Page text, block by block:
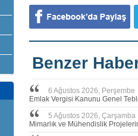
Benzer
6 Ağustos 2026, Perşembe
Emlak Vergisi Kanunu Genel
5 Ağustos 2026, Çarşamba
Mimarlık ve Mühendislik